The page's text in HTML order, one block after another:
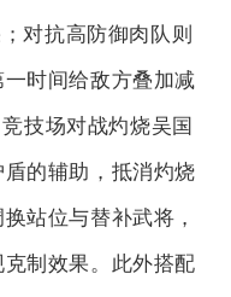
对抗高防御肉队则
时间给敌方叠加减
技场对战灼烧吴国
的辅助，抵消灼烧
站位与替补武将，
制效果。此外搭配